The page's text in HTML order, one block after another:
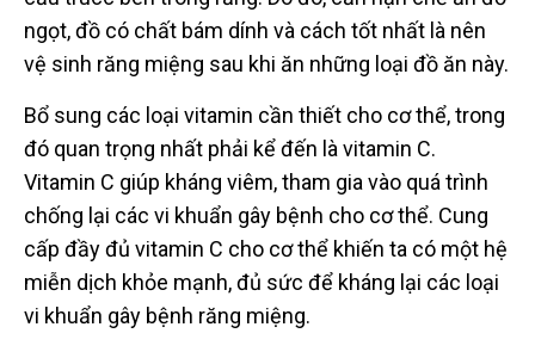
ngọt, đồ có chất bám dính và cách tốt nhất là nên
vệ sinh răng miệng sau khi ăn những loại đồ ăn này.
Bổ sung các loại vitamin cần thiết cho cơ thể, trong
đó quan trọng nhất phải kể đến là vitamin C.
Vitamin C giúp kháng viêm, tham gia vào quá trình
chống lại các vi khuẩn gây bệnh cho cơ thể. Cung
cấp đầy đủ vitamin C cho cơ thể khiến ta có một hệ
miễn dịch khỏe mạnh, đủ sức để kháng lại các loại
vi khuẩn gây bệnh răng miệng.